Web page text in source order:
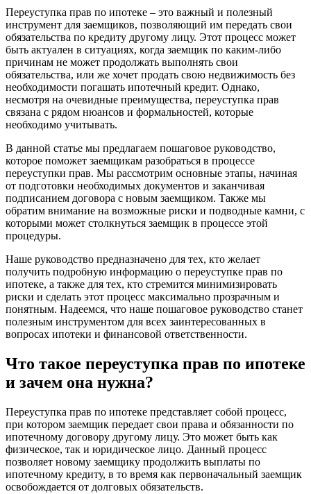
Переуступка прав по ипотеке – это важный и полезный
инструмент для заемщиков, позволяющий им передать свои
обязательства по кредиту другому лицу. Этот процесс может
быть актуален в ситуациях, когда заемщик по каким-либо
причинам не может продолжать выполнять свои
обязательства, или же хочет продать свою недвижимость без
необходимости погашать ипотечный кредит. Однако,
несмотря на очевидные преимущества, переуступка прав
связана с рядом нюансов и формальностей, которые
необходимо учитывать.
В данной статье мы предлагаем пошаговое руководство,
которое поможет заемщикам разобраться в процессе
переуступки прав. Мы рассмотрим основные этапы, начиная
от подготовки необходимых документов и заканчивая
подписанием договора с новым заемщиком. Также мы
обратим внимание на возможные риски и подводные камни, с
которыми может столкнуться заемщик в процессе этой
процедуры.
Наше руководство предназначено для тех, кто желает
получить подробную информацию о переуступке прав по
ипотеке, а также для тех, кто стремится минимизировать
риски и сделать этот процесс максимально прозрачным и
понятным. Надеемся, что наше пошаговое руководство станет
полезным инструментом для всех заинтересованных в
вопросах ипотеки и финансовой ответственности.
Что такое переуступка прав по ипотеке
и зачем она нужна?
Переуступка прав по ипотеке представляет собой процесс,
при котором заемщик передает свои права и обязанности по
ипотечному договору другому лицу. Это может быть как
физическое, так и юридическое лицо. Данный процесс
позволяет новому заемщику продолжить выплаты по
ипотечному кредиту, в то время как первоначальный заемщик
освобождается от долговых обязательств.